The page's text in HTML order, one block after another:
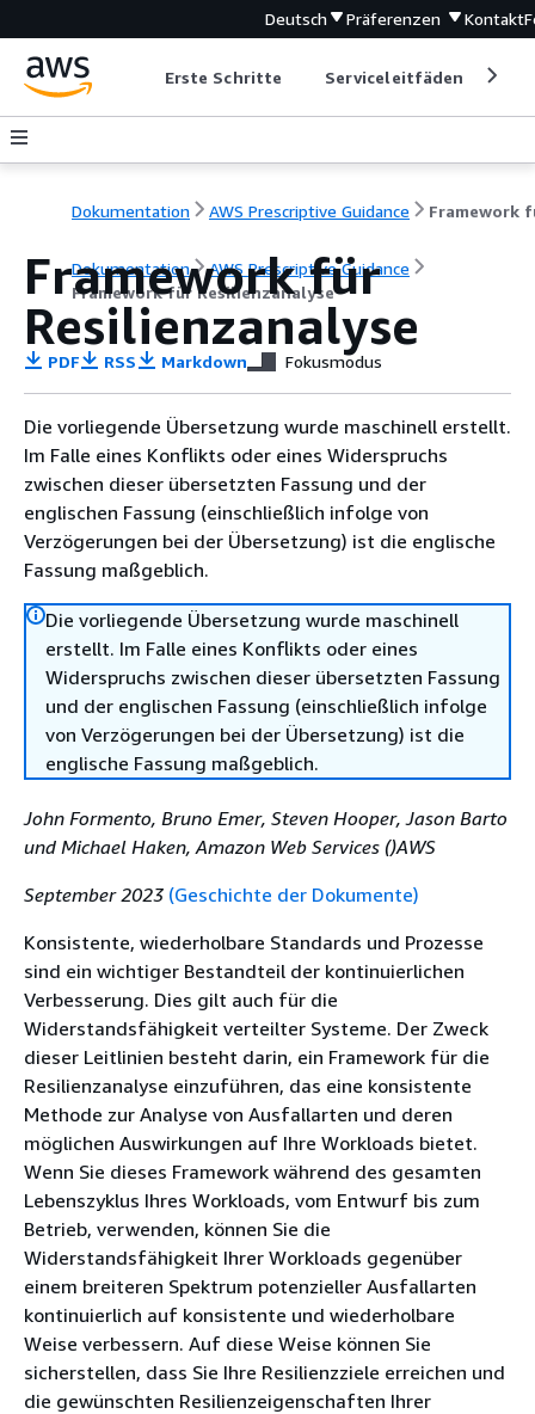
Deutsch Präferenzen Kontakt
Erste Schritte Serviceleitfäden
Dokumentation AWS Prescriptive Guidance
Dokumentation
AWS Prescriptive Guidance
Framework für Resilienzanalyse
Framework für
Resilienzanalyse
PDF RSS Markdown Fokusmodus
Die vorliegende Übersetzung wurde maschinell erstellt.
Im Falle eines Konflikts oder eines Widerspruchs
zwischen dieser übersetzten Fassung und der
englischen Fassung (einschließlich infolge von
Verzögerungen bei der Übersetzung) ist die englische
Fassung maßgeblich.
Die vorliegende Übersetzung wurde maschinell
erstellt. Im Falle eines Konflikts oder eines
Widerspruchs zwischen dieser übersetzten Fassung
und der englischen Fassung (einschließlich infolge
von Verzögerungen bei der Übersetzung) ist die
englische Fassung maßgeblich.
John Formento, Bruno Emer, Steven Hooper, Jason Barto
und Michael Haken, Amazon Web Services ()AWS
September 2023 (Geschichte der Dokumente)
Konsistente, wiederholbare Standards und Prozesse
sind ein wichtiger Bestandteil der kontinuierlichen
Verbesserung. Dies gilt auch für die
Widerstandsfähigkeit verteilter Systeme. Der Zweck
dieser Leitlinien besteht darin, ein Framework für die
Resilienzanalyse einzuführen, das eine konsistente
Methode zur Analyse von Ausfallarten und deren
möglichen Auswirkungen auf Ihre Workloads bietet.
Wenn Sie dieses Framework während des gesamten
Lebenszyklus Ihres Workloads, vom Entwurf bis zum
Betrieb, verwenden, können Sie die
Widerstandsfähigkeit Ihrer Workloads gegenüber
einem breiteren Spektrum potenzieller Ausfallarten
kontinuierlich auf konsistente und wiederholbare
Weise verbessern. Auf diese Weise können Sie
sicherstellen, dass Sie Ihre Resilienzziele erreichen und
die gewünschten Resilienzeigenschaften Ihrer